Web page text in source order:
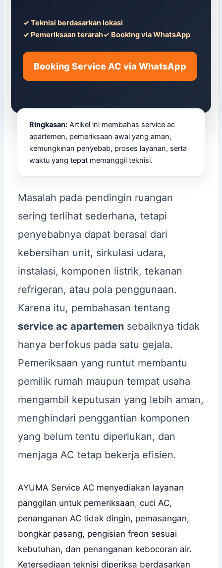
✓ Teknisi berdasarkan lokasi
✓ Pemeriksaan terarah✓ Booking via WhatsApp
Booking Service AC via WhatsApp
Ringkasan: Artikel ini membahas service ac
apartemen, pemeriksaan awal yang aman,
kemungkinan penyebab, proses layanan, serta
waktu yang tepat memanggil teknisi.
Masalah pada pendingin ruangan
sering terlihat sederhana, tetapi
penyebabnya dapat berasal dari
kebersihan unit, sirkulasi udara,
instalasi, komponen listrik, tekanan
refrigeran, atau pola penggunaan.
Karena itu, pembahasan tentang
service ac apartemen sebaiknya tidak
hanya berfokus pada satu gejala.
Pemeriksaan yang runtut membantu
pemilik rumah maupun tempat usaha
mengambil keputusan yang lebih aman,
menghindari penggantian komponen
yang belum tentu diperlukan, dan
menjaga AC tetap bekerja efisien.
AYUMA Service AC menyediakan layanan
panggilan untuk pemeriksaan, cuci AC,
penanganan AC tidak dingin, pemasangan,
bongkar pasang, pengisian freon sesuai
kebutuhan, dan penanganan kebocoran air.
Ketersediaan teknisi diperiksa berdasarkan